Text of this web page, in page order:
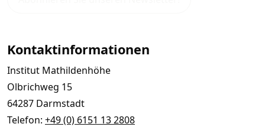
Kontaktinformationen
Institut Mathildenhöhe
Olbrichweg 15
64287 Darmstadt
Telefon: +49 (0) 6151 13 2808